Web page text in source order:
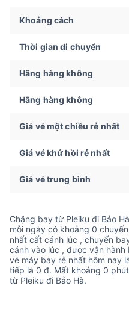
Khoảng cách
Thời gian di chuyển
Hãng hàng không
Hãng hàng không
Giá vé một chiều rẻ nhất
Giá vé khứ hồi rẻ nhất
Giá vé trung bình
Chặng bay từ Pleiku đi Bảo
mỗi ngày có khoảng 0
nhất cất cánh lúc , chuyến
cánh vào lúc , được vận hành
vé máy bay rẻ nhất hôm nay
tiếp là 0 đ. Mất khoảng 0
từ Pleiku đi Bảo Hà.